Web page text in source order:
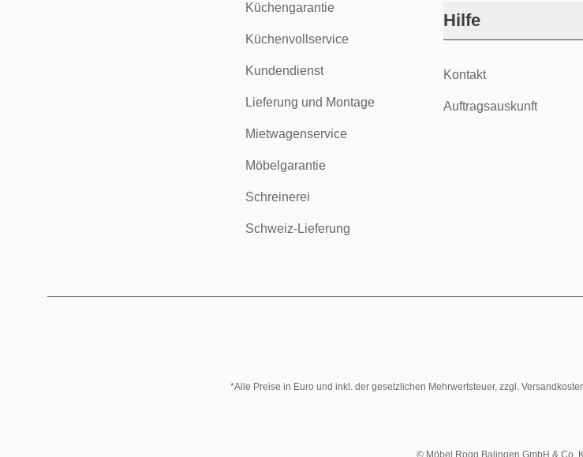
Küchengarantie
Küchenvollservice
Kundendienst
Lieferung und Montage
Mietwagenservice
Möbelgarantie
Schreinerei
Schweiz-Lieferung
Hilfe
Kontakt
Auftragsauskunft
*Alle Preise in Euro und inkl. der gesetzlichen Mehrwertsteuer, zzgl.